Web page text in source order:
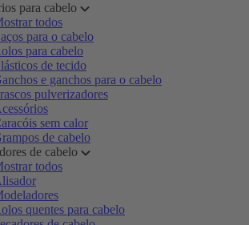
para cabelo
todos
para o cabelo
para cabelo
de tecido
e ganchos para o cabelo
pulverizadores
sem calor
de cabelo
de cabelo
todos
quentes para cabelo